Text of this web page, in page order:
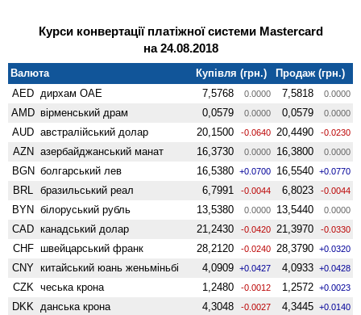
Курси конвертації платіжної системи Mastercard
на 24.08.2018
Валюта Купівля (грн.)
Продаж (грн.)
AED дирхам ОАЕ 7,5768 0.0000 7,5818 0.0000
AMD вiрменський драм 0,0579 0.0000 0,0579 0.0000
AUD австралійський долар 20,1500 -0.0640 20,4490 -0.0230
AZN азербайджанський манат 16,3730 0.0000 16,3800 0.0000
BGN болгарський лев 16,5380 +0.0700 16,5540 +0.0770
BRL бразильський реал 6,7991 -0.0044 6,8023 -0.0044
BYN білоруський рубль 13,5380 0.0000 13,5440 0.0000
CAD канадський долар 21,2430 -0.0420 21,3970 -0.0330
CHF швейцарський франк 28,2120 -0.0240 28,3790 +0.0320
CNY китайський юань женьмiньбi 4,0909 +0.0427 4,0933 +0.0428
CZK чеська крона 1,2480 -0.0012 1,2572 +0.0023
DKK данська крона 4,3048 -0.0027 4,3445 +0.0140